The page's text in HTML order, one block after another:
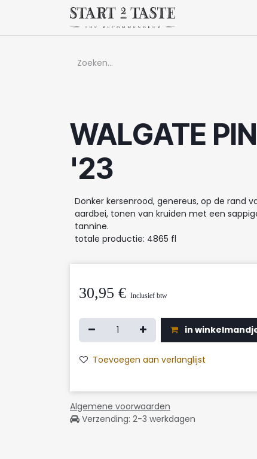
Overslaan naar inhoud
WALGATE
'23
Donker kersenrood, genereus, op de rand
aardbei, tonen van kruiden met een
tannine.
totale productie: 4865 fl
30,95 € Inclusief btw
in
Toevoegen aan verlanglijst
Algemene voorwaarden
Verzending: 2-3 werkdagen